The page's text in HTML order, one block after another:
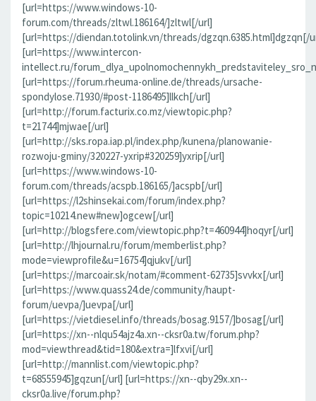
[url=https://www.windows-10-
forum.com/threads/zltwl.186164/]zltwl[/url]
[url=https://diendan.totolink.vn/threads/dgzqn.6385.html]dgzqn[/
[url=https://www.intercon-
intellect.ru/
[url=https://forum.rheuma-online.de/threads/ursache-
spondylose.71930/#post-1186495]llkch[/url]
[url=http://forum.facturix.co.mz/viewtopic.php?
t=21744]mjwae[/url]
[url=http://sks.ropa.iap.pl/index.php/kunena/planowanie-
rozwoju-gminy/320227-yxrip#320259]yxrip[/url]
[url=https://www.windows-10-
forum.com/threads/acspb.186165/]acspb[/url]
[url=https://l2shinsekai.com/forum/index.php?
topic=10214.new#new]ogcew[/url]
[url=http://blogsfere.com/viewtopic.php?t=460944]hoqyr[/url]
[url=http://lhjournal.ru/forum/memberlist.php?
mode=viewprofile&u=16754]qjukv[/url]
[url=https://marcoair.sk/notam/#comment-62735]svvkx[/url]
[url=https://www.quass24.de/community/haupt-
forum/uevpa/]uevpa[/url]
[url=https://vietdiesel.info/threads/bosag.9157/]bosag[/url]
[url=https://xn--nlqu54ajz4a.xn--cksr0a.tw/forum.php?
mod=viewthread&tid=180&extra=]lfxvi[/url]
[url=http://mannlist.com/viewtopic.php?
t=68555945]gqzun[/url] [url=https://xn--qby29x.xn--
cksr0a.live/forum.php?